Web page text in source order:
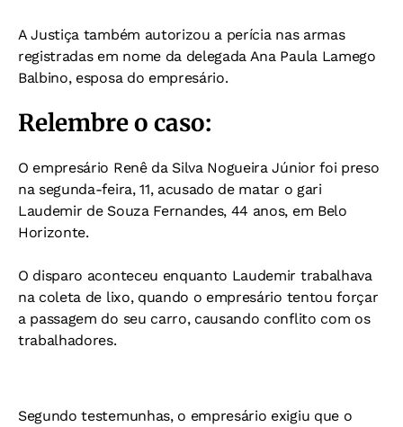
A Justiça também autorizou a perícia nas armas
registradas em nome da delegada Ana Paula Lamego
Balbino, esposa do empresário.
Relembre o caso:
O empresário Renê da Silva Nogueira Júnior foi preso
na segunda-feira, 11, acusado de matar o gari
Laudemir de Souza Fernandes, 44 anos, em Belo
Horizonte.
O disparo aconteceu enquanto Laudemir trabalhava
na coleta de lixo, quando o empresário tentou forçar
a passagem do seu carro, causando conflito com os
trabalhadores.
Segundo testemunhas, o empresário exigiu que o